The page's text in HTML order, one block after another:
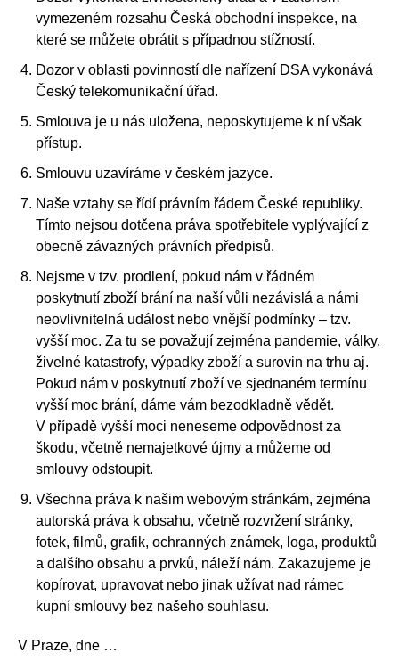
vymezeném rozsahu Česká obchodní inspekce, na
které se můžete obrátit s případnou stížností.
Dozor v oblasti povinností dle nařízení DSA vykonává
Český telekomunikační úřad.
Smlouva je u nás uložena, neposkytujeme k ní však
přístup.
Smlouvu uzavíráme v českém jazyce.
Naše vztahy se řídí právním řádem České republiky.
Tímto nejsou dotčena práva spotřebitele vyplývající z
obecně závazných právních předpisů.
Nejsme v tzv. prodlení, pokud nám v řádném
poskytnutí zboží brání na naší vůli nezávislá a námi
neovlivnitelná událost nebo vnější podmínky – tzv.
vyšší moc. Za tu se považují zejména pandemie, války,
živelné katastrofy, výpadky zboží a surovin na trhu aj.
Pokud nám v poskytnutí zboží ve sjednaném termínu
vyšší moc brání, dáme vám bezodkladně vědět.
V případě vyšší moci neneseme odpovědnost za
škodu, včetně nemajetkové újmy a můžeme od
smlouvy odstoupit.
Všechna práva k našim webovým stránkám, zejména
autorská práva k obsahu, včetně rozvržení stránky,
fotek, filmů, grafik, ochranných známek, loga, produktů
a dalšího obsahu a prvků, náleží nám. Zakazujeme je
kopírovat, upravovat nebo jinak užívat nad rámec
kupní smlouvy bez našeho souhlasu.
V Praze, dne …